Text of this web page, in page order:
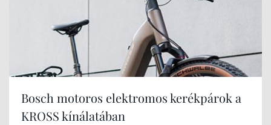
Bosch motoros elektromos kerékpárok a
KROSS kínálatában